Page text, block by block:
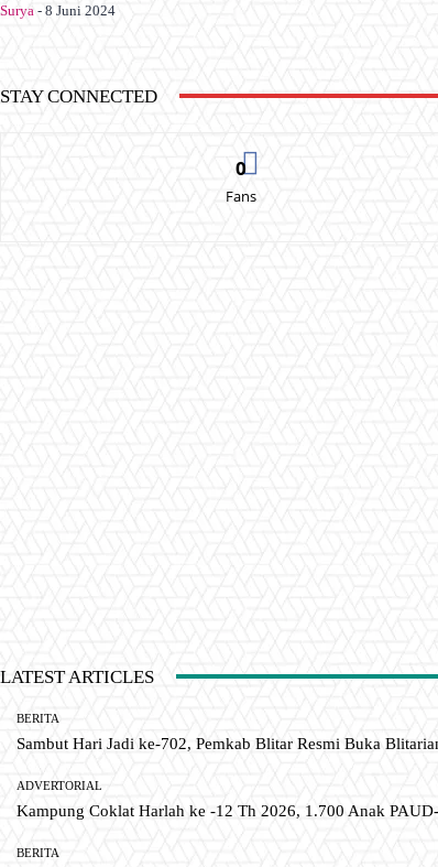
Surya - 8 Juni 2024
STAY CONNECTED
0
Fans
LATEST ARTICLES
BERITA
Sambut Hari Jadi ke-702, Pemkab Blitar Resmi Buka
ADVERTORIAL
Kampung Coklat Harlah ke -12 Th 2026, 1.700 Anak
BERITA